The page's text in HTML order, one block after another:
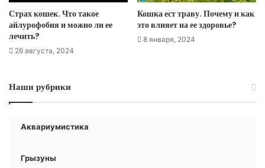
Страх кошек. Что такое
айлурофобия и можно ли ее
лечить?
26 августа, 2024
Кошка ест траву. Почему и как
это влияет на ее здоровье?
8 января, 2024
Наши рубрики
Аквариумистика
Грызуны